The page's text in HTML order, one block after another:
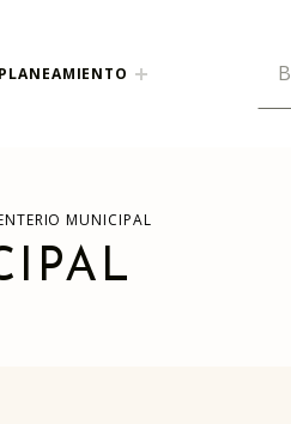
PLANEAMIENTO
MUNICIPAL